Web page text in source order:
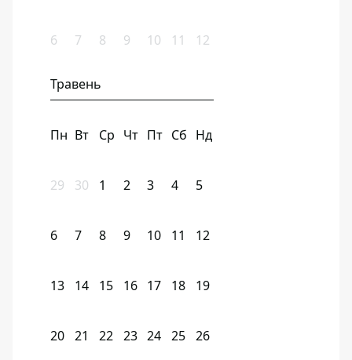
6 7 8 9 10 11 12
Травень
Пн Вт Ср Чт Пт Сб Нд
29 30 1 2 3 4 5
6 7 8 9 10 11 12
13 14 15 16 17 18 19
20 21 22 23 24 25 26